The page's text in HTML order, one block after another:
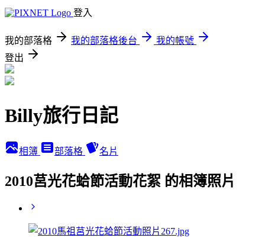
登入
我的部落格 我的部落格後台
我的帳號
登出
Billy旅行日記
相簿 部落格 名片
2010莒光花蛤節活動花絮 的相簿照片